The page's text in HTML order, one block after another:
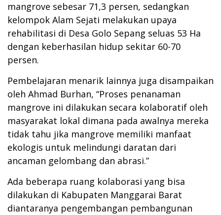
mangrove sebesar 71,3 persen, sedangkan
kelompok Alam Sejati melakukan upaya
rehabilitasi di Desa Golo Sepang seluas 53 Ha
dengan keberhasilan hidup sekitar 60-70
persen.
Pembelajaran menarik lainnya juga disampaikan
oleh Ahmad Burhan, “Proses penanaman
mangrove ini dilakukan secara kolaboratif oleh
masyarakat lokal dimana pada awalnya mereka
tidak tahu jika mangrove memiliki manfaat
ekologis untuk melindungi daratan dari
ancaman gelombang dan abrasi.”
Ada beberapa ruang kolaborasi yang bisa
dilakukan di Kabupaten Manggarai Barat
diantaranya pengembangan pembangunan